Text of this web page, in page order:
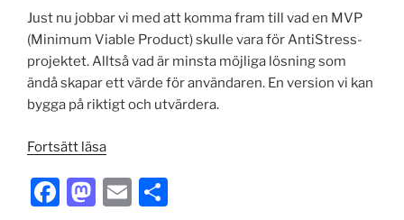
Just nu jobbar vi med att komma fram till vad en MVP
(Minimum Viable Product) skulle vara för AntiStress-
projektet. Alltså vad är minsta möjliga lösning som
ändå skapar ett värde för användaren. En version vi kan
bygga på riktigt och utvärdera.
Fortsätt läsa”Prototyp:
för
AntiStress”
F
M E